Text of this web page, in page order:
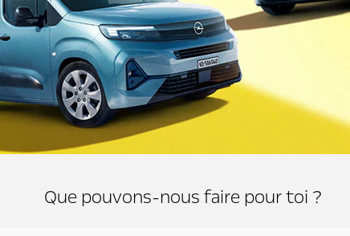
Que pouvons-nous faire pour toi ?